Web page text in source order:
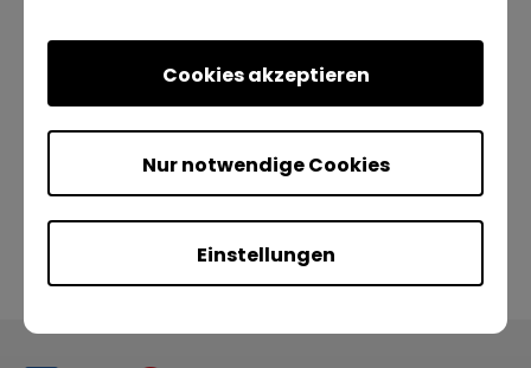
abzulehnen. Sie können Ihre Cookie-Einstellungen
hier jederzeit anpassen. Weitere Informationen
finden Sie in unsererCookie-Richtlinieund in
unsererDatenschutzrichtlinie.
Einstellungen
Nur notwendige Cookies
Cookies akzeptieren